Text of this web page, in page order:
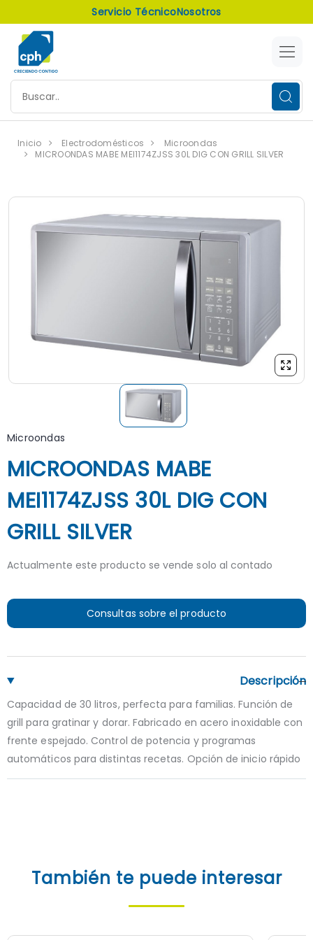
Servicio TécnicoNosotros
Inicio Electrodomésticos
Microondas
MICROONDAS MABE MEI1174ZJSS 30L DIG CON GRILL SILVER
Microondas
MICROONDAS MABE
MEI1174ZJSS 30L DIG CON
GRILL SILVER
Actualmente este producto se vende solo al contado
Consultas sobre el producto
Descripción
Capacidad de 30 litros, perfecta para familias. Función de
grill para gratinar y dorar. Fabricado en acero inoxidable con
frente espejado. Control de potencia y programas
automáticos para distintas recetas. Opción de inicio rápido
También te puede interesar